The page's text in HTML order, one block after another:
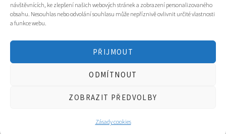
návštěvnících, ke zlepšení našich webových stránek a zobrazení personalizovaného
obsahu. Nesouhlas nebo odvolání souhlasu může nepříznivě ovlivnit určité vlastnosti
a funkce webu.
PŘIJMOUT
ODMÍTNOUT
ZOBRAZIT PŘEDVOLBY
Zásady cookies
Tvorba webu a design WOOP.design/